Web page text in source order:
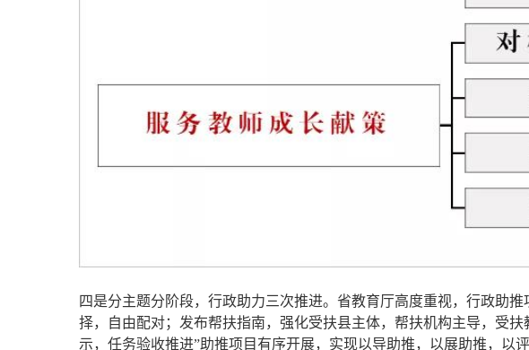
四是分主题分阶段，行政助力三次推进。省教育厅高度重视，行政助
择，自由配对；发布帮扶指南，强化受扶县主体，帮扶机构主导，受
示，任务验收推进”助推项目有序开展，实现以导助推，以展助推，以评